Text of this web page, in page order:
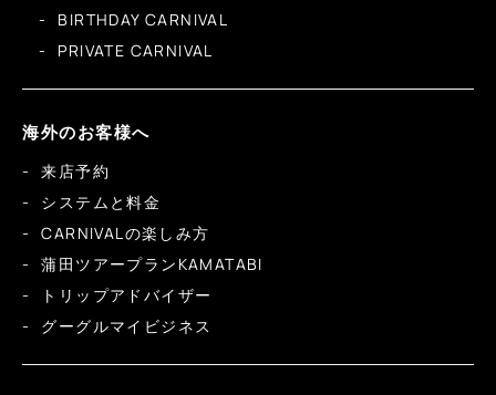
BIRTHDAY CARNIVAL
PRIVATE CARNIVAL
海外のお客様へ
来店予約
システムと料金
CARNIVALの楽しみ方
蒲田ツアープランKAMATABI
トリップアドバイザー
グーグルマイビジネス